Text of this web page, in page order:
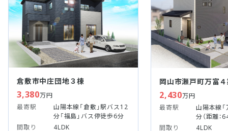
倉敷市中庄団地３棟
3,380万円
最寄駅
山陽本線「倉敷」駅バス12
分「福島」バス停徒歩6分
間取り
4LDK
岡山市瀬戸町万富
2,430万円
最寄駅
山陽本線
分（距離：
間取り
4LDK